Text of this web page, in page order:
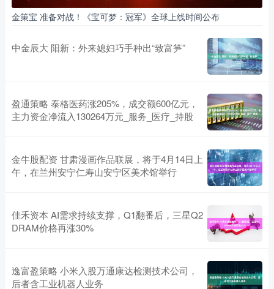
金策宝 准备对战！《宝可梦：冠军》全球上线时间公布
中金辰大 阳新：外来媳妇巧手种出“致富笋”
盈通策略 泰格医药涨205%，成交额600亿元，
主力资金净流入130264万元_服务_医疗_持股
金牛股配资 甘肃漫画作品联展，将于4月14日上
午，在兰州安宁仁寿山安宁区美术馆举行
佳禾资本 AI需求持续支撑，Q1翻番后，三星Q2
DRAM价格再涨30%
逸富盈策略 小米入股万通康达检测技术公司，
后者含工业机器人业务